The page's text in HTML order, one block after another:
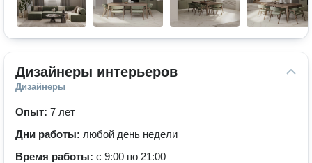
Дизайнеры интерьеров
Дизайнеры
Опыт: 7 лет
Дни работы: любой день недели
Время работы: с 9:00 по 21:00